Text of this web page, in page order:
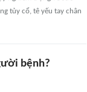
tủy cổ, tê yếu tay chân
bệnh?